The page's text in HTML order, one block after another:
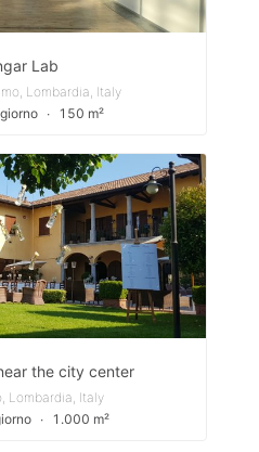
Lab
Lombardia, Italy
∙ 150 m²
the city center
Lombardia, Italy
∙ 1.000 m²